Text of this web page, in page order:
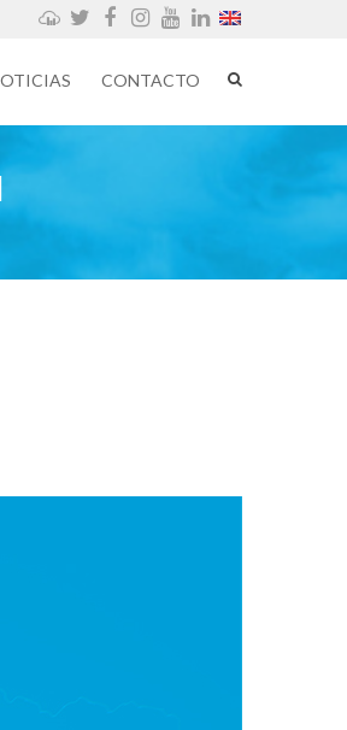
Weathercloud
Twitter
Facebook
Instagram
YouTube
LinkedIn
CONTACTO